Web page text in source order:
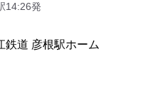
14:26発
根駅ホーム